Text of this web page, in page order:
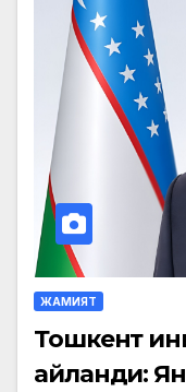
ЖАМИЯТ
Тошкент
айланди: